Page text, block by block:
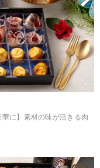
に】素材の味が活きる肉